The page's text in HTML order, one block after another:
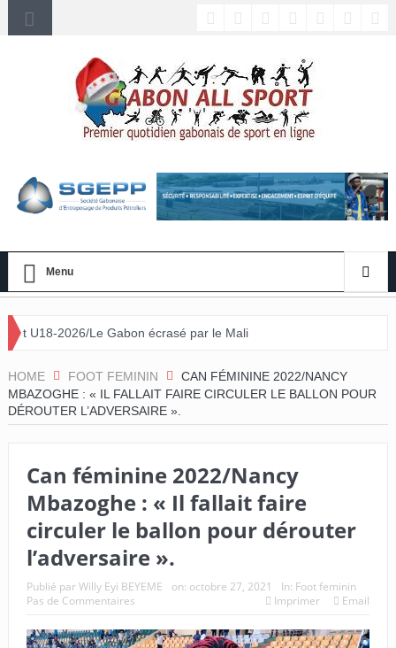
Menu
écrasé par le Mali
HOME FOOT FEMININ
CAN FÉMININE 2022/NANCY
MBAZOGHE : « IL FALLAIT FAIRE CIRCULER LE BALLON POUR
DÉROUTER L’ADVERSAIRE ».
Can féminine 2022/Nancy
Mbazoghe : « Il fallait faire
circuler le ballon pour dérouter
l’adversaire ».
Publié parWilly Eyi BEYEME on: octobre 27, 2021 In: Foot feminin
Pas de Commentaires
Imprimer Email